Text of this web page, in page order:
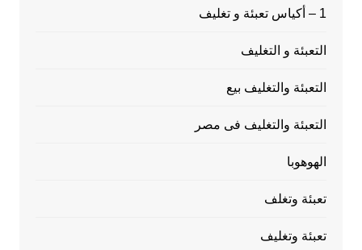
1 – أكياس تعبئة و تغليف
التعبئة و التغليف
التعبئة والتغليف بيع
التعبئة والتغليف فى مصر
الهوهوبا
تعبئة وتغلف
تعبئة وتغليف